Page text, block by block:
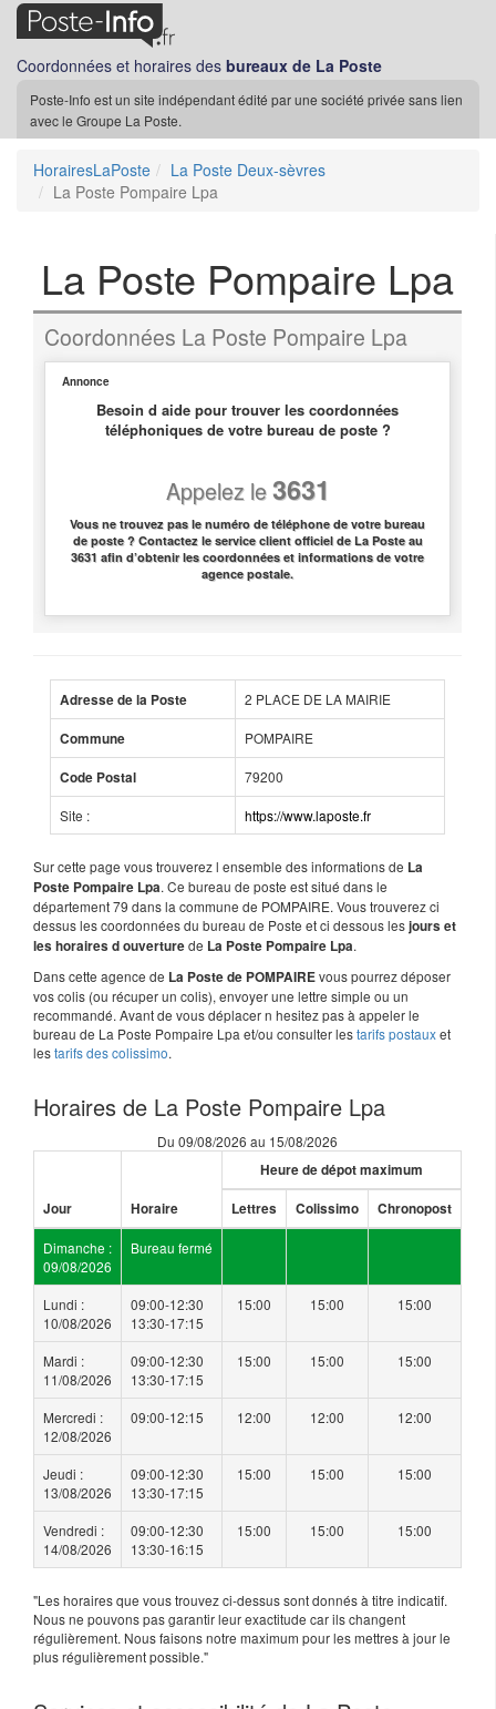
Coordonnées et horaires des bureaux de La Poste
Poste-Info est un site indépendant édité par une société privée sans lien
avec le Groupe La Poste.
HorairesLaPoste
La Poste Deux-sèvres
La Poste Pompaire Lpa
La Poste Pompaire Lpa
Coordonnées La Poste Pompaire Lpa
Annonce
Besoin d aide pour trouver les coordonnées
téléphoniques de votre bureau de poste ?
Appelez le3631
Vous ne trouvez pas le numéro de téléphone de votre bureau
de poste ? Contactez le service client officiel de La Poste au
3631 afin d’obtenir les coordonnées et informations de votre
agence postale.
Adresse de la Poste 2 PLACE DE LA MAIRIE
Commune POMPAIRE
Code Postal 79200
Site : https://www.laposte.fr
Sur cette page vous trouverez l ensemble des informations de La
Poste Pompaire Lpa. Ce bureau de poste est situé dans le
département 79 dans la commune de POMPAIRE. Vous trouverez ci
dessus les coordonnées du bureau de Poste et ci dessous lesjours et
les horaires d ouverturede La Poste Pompaire Lpa.
Dans cette agence de La Poste de POMPAIREvous pourrez déposer
vos colis (ou récuper un colis), envoyer une lettre simple ou un
recommandé. Avant de vous déplacer n hesitez pas à appeler le
bureau de La Poste Pompaire Lpa et/ou consulter lestarifs postauxet
lestarifs des colissimo.
Horaires de La Poste Pompaire Lpa
Du 09/08/2026 au 15/08/2026
Jour Horaire
Heure de dépot maximum
Lettres Colissimo Chronopost
Dimanche :
09/08/2026
Bureau fermé
Lundi :
10/08/2026
09:00-12:30
13:30-17:15
15:00 15:00 15:00
Mardi :
11/08/2026
09:00-12:30
13:30-17:15
15:00 15:00 15:00
Mercredi :
12/08/2026
09:00-12:15 12:00 12:00 12:00
Jeudi :
13/08/2026
09:00-12:30
13:30-17:15
15:00 15:00 15:00
Vendredi :
14/08/2026
09:00-12:30
13:30-16:15
15:00 15:00 15:00
"Les horaires que vous trouvez ci-dessus sont donnés à titre indicatif.
Nous ne pouvons pas garantir leur exactitude car ils changent
régulièrement. Nous faisons notre maximum pour les mettres à jour le
plus régulièrement possible."